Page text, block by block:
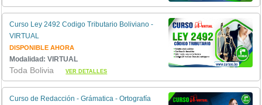
Curso Ley 2492 Codigo Tributario Boliviano -
VIRTUAL
DISPONIBLE AHORA
Modalidad: VIRTUAL
Toda BoliviaVER DETALLES
Curso de Redacción - Grámatica - Ortografía